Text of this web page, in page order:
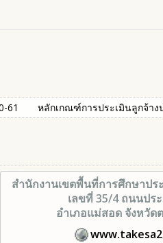
61 หลักเกณฑ์การประเมินลูกจ้าง
สำนักงานเขตพื้นที่การศึกษาปร
เลขที่ 35/4 ถนนปร
อำเภอแม่สอด จังหวัด